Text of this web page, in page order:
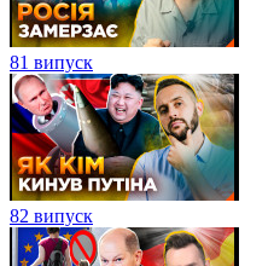
81 випуск
82 випуск